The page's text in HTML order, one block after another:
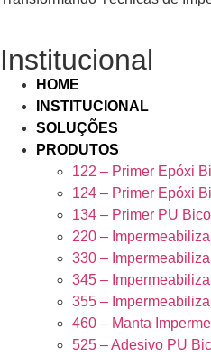
Institucional
HOME
INSTITUCIONAL
SOLUÇÕES
PRODUTOS
122 – Primer Epóxi
124 – Primer Epóxi
134 – Primer PU
220 –
330 –
345 –
355 –
460 – Manta
525 – Adesivo PU